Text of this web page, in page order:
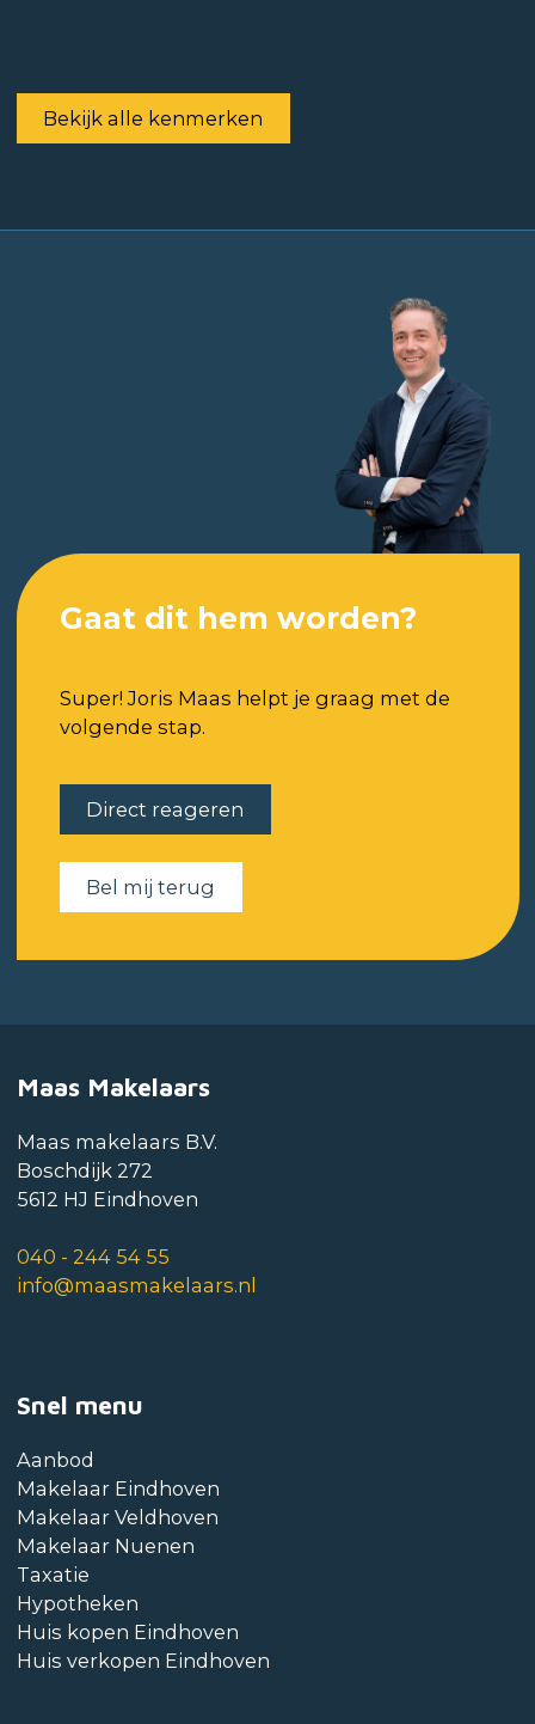
Bekijk alle kenmerken
Gaat dit hem worden?
Super! Joris Maas helpt je graag met de
volgende stap.
Direct reageren
Bel mij terug
Maas Makelaars
Maas makelaars B.V.
Boschdijk 272
5612 HJ Eindhoven
040 - 244 54 55
info@maasmakelaars.nl
Snel menu
Aanbod
Makelaar Eindhoven
Makelaar Veldhoven
Makelaar Nuenen
Taxatie
Hypotheken
Huis kopen Eindhoven
Huis verkopen Eindhoven